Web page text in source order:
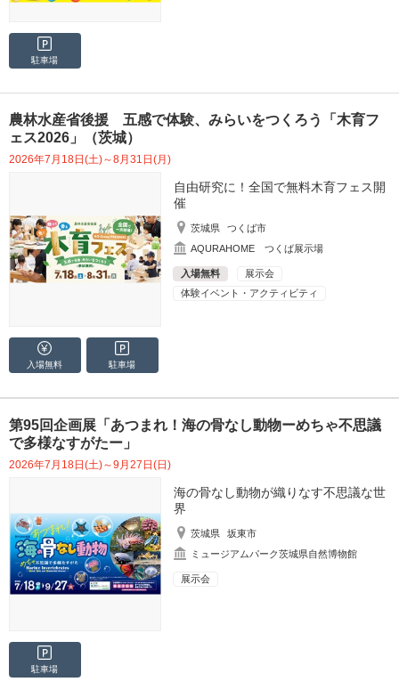
駐車場
農林水産省後援 五感で体験、みらいをつくろう「木育フ
ェス2026」（茨城）
2026年7月18日(土)～8月31日(月)
自由研究に！全国で無料木育フェス開
催
茨城県
つくば市
AQURAHOME つくば展示場
入場無料
展示会
体験イベント・アクティビティ
入場無料 駐車場
第95回企画展「あつまれ！海の骨なし動物ーめちゃ不思議
で多様なすがたー」
2026年7月18日(土)～9月27日(日)
海の骨なし動物が織りなす不思議な世
界
茨城県
坂東市
ミュージアムパーク茨城県自然博物館
展示会
駐車場